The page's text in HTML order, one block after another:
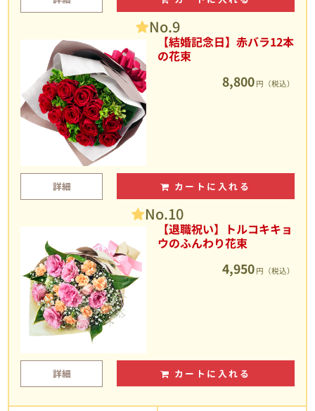
No.9
【結婚記念日】赤バラ12本
の花束
8,800 円（税込）
詳細 カートに入れる
No.10
【退職祝い】トルコキキョ
ウのふんわり花束
4,950 円（税込）
詳細 カートに入れる